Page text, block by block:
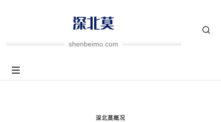
shenbeimo.com
深北莫概况